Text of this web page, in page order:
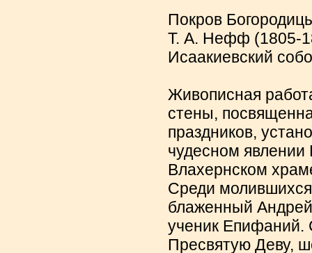
Покров
Т. А. Нефф (1805-
Исаакиевский
Живописная
стены,
праздников,
чудесном
Влахернском
Среди
блаженный
ученик Епифаний.
Пресвятую Деву,